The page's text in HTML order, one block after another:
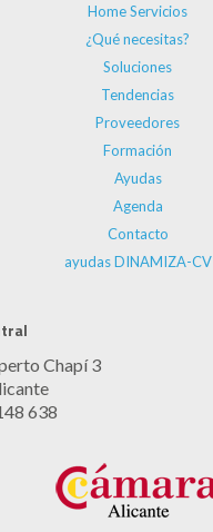
Home Servicios
¿Qué necesitas?
Soluciones
Tendencias
Proveedores
Formación
Ayudas
Agenda
Contacto
ayudas DINAMIZA-CV
Chapí 3
638